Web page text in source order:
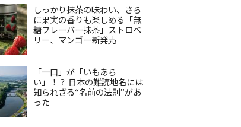
しっかり抹茶の味わい、さら
に果実の香りも楽しめる「無
糖フレーバー抹茶」ストロベ
リー、マンゴー新発売
「一口」が「いもあら
い」！？ 日本の難読地名には
知られざる“名前の法則”があ
った